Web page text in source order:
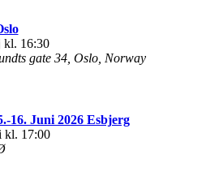
kl. 16:30
gate 34, Oslo, Norway
16. Juni 2026 Esbjerg
kl. 17:00